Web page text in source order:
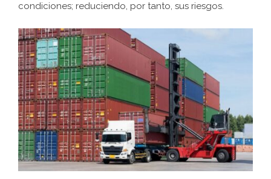
condiciones; reduciendo, por tanto, sus riesgos.